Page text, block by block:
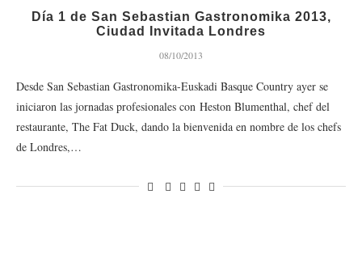
Día 1 de San Sebastian Gastronomika 2013,
Ciudad Invitada Londres
08/10/2013
Desde San Sebastian Gastronomika-Euskadi Basque Country ayer se
iniciaron las jornadas profesionales con Heston Blumenthal, chef del
restaurante, The Fat Duck, dando la bienvenida en nombre de los chefs
de Londres,…